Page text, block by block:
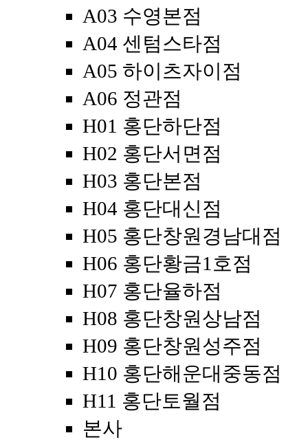
A03 수영본점
A04 센텀스타점
A05 하이츠자이점
A06 정관점
H01 홍단하단점
H02 홍단서면점
H03 홍단본점
H04 홍단대신점
H05 홍단창원경남대점
H06 홍단황금1호점
H07 홍단율하점
H08 홍단창원상남점
H09 홍단창원성주점
H10 홍단해운대중동점
H11 홍단토월점
본사